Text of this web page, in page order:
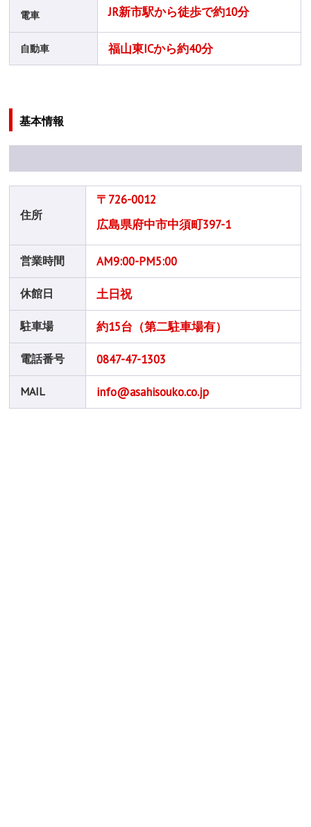
電車 JR新市駅から徒歩で約10分
自動車 福山東ICから約40分
基本情報
住所
〒726-0012
広島県府中市中須町397-1
営業時間 AM9:00-PM5:00
休館日 土日祝
駐車場 約15台（第二駐車場有）
電話番号 0847-47-1303
MAIL info@asahisouko.co.jp